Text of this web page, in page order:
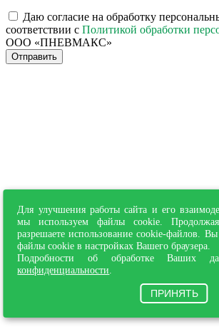
Для улучшения работы сайта и его
мы используем файлы cookie.
разрешаете использование cookie-файлов.
файлы cookie в настройках Вашего браузера.
Подробности об обработке
конфиденциальности
ПРИНЯТЬ
Даю согласие на обработку
соответствии с Политикой обработки
ООО «ПНЕВМАКС»
Отправить